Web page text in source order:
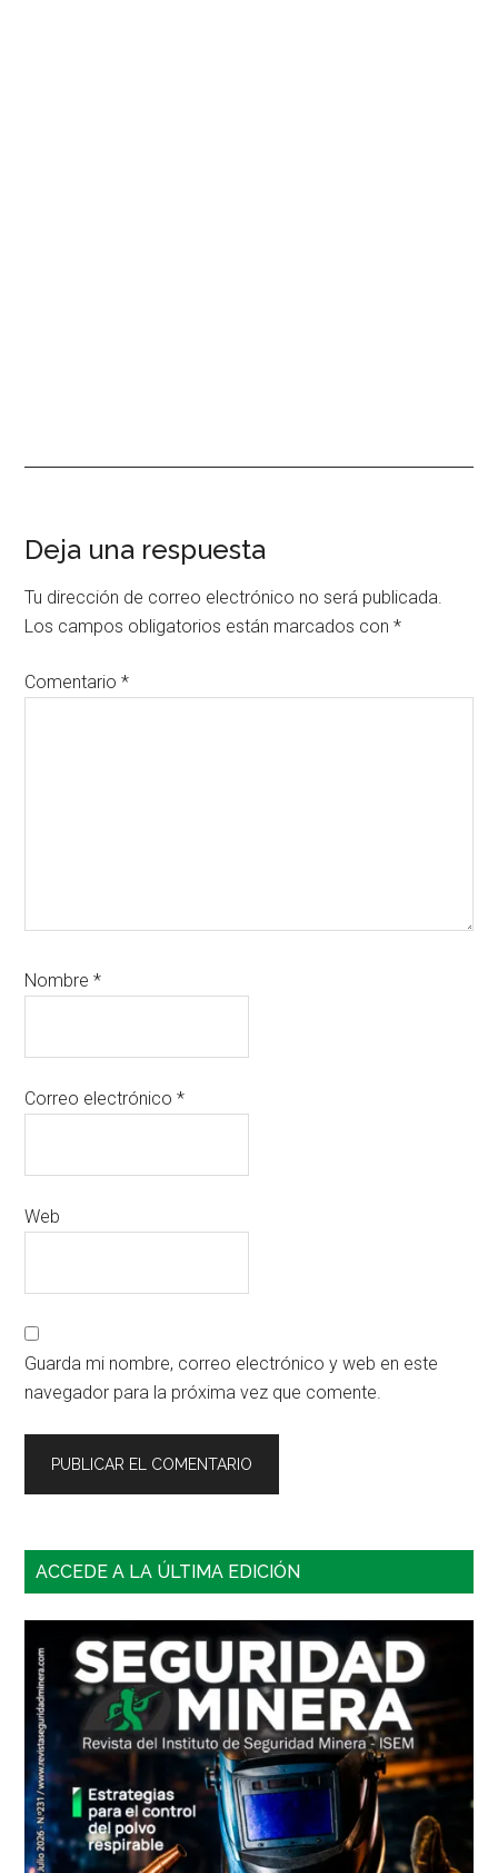
Interacciones
con
los
lectores
Deja una respuesta
Tu dirección de correo electrónico no será publicada.
Los campos obligatorios están marcados con*
Comentario*
Nombre*
Correo electrónico*
Web
Guarda mi nombre, correo electrónico y web en este
navegador para la próxima vez que comente.
Barra
principal
ACCEDE A LA ÚLTIMA EDICIÓN